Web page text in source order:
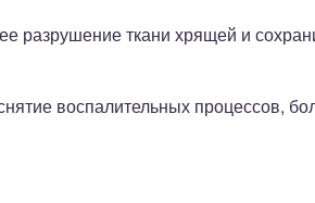
разрушение ткани хрящей и
воспалительных процессов,